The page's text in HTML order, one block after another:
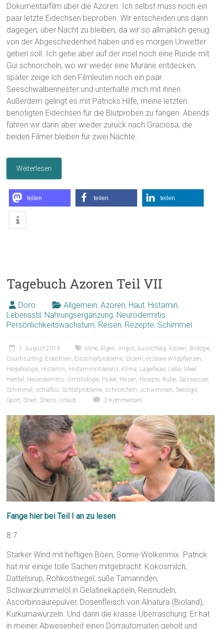
Dokumentarfilm über die Azoren. Ich selbst muss noch ein
paar letzte Eidechsen beproben. Wir entscheiden uns dann
dagegen, über Nacht zu bleiben, da wir so allmählich genug
von der Abgeschiedenheit haben und es morgen Unwetter
geben soll. Ich gehe aber auf der insel noch eine Runde mit
Gui schnorcheln, wo wir wieder eine Muräne entdecken,
später zeige ich den Filmleuten noch ein paar
Seeschwalbennester und unterhalte mich mit ihnen.
Außerdem gelingt es mit Patricks Hilfe, meine letzten
benötigten Eidechsen für die Blutproben zu fangen. Abends
fahren wir dann aber wieder zurück nach Graciosa, die
beiden Filmer bleiben für zwei Nächte.
Weiterlesen
teilen teilen teilen
Tagebuch Azoren Teil VII
Doro Allgemein,Azoren, Haut, Histamin,
Lebensstil, Nahrungsergänzung, Neurodermitis,
Persönlichkeitswachstum, Reisen, Rezepte, Schimmel
1. August 2016 Akne ,Algen ,Angst ,Ausschlag ,Azoren Biologie
Couchsurfing Eidechsen Einschlafprobleme Ekzem ,essbare Wildpflanzen
Herpetologie Histamin Histaminintoleranz Klima Lagerfeuer, Liebe Meer,
mental
Neurodermitis Ornithologie Pickel Reisen Rezepte Ruhe Salzwasser,
Schimmel
schlaflos Schlafprobleme schnorcheln schwimmen Seevögel
Sport Streit Stress Urlaub 0 Kommentare
Fange hier bei Teil I an zu lesen
8.7.
Starker Wind mit heftigen Böen, Sonne-Wolkenmix. Patrick
hat mir einige tolle Sachen mitgebracht: Kokosmilch,
Dattelsirup, Rohkostriegel, süße Tamarinden,
Schwarzkümmelöl in Gelatinekapseln, Reisnudeln,
Ascorbinsäurepulver, Dosenfleisch von Alnatura (Bioland),
Kurkumawurzeln. Und dann die krasse Überraschung: Er hat
in meiner Abwesenheit einen Dörrautomaten geholt und